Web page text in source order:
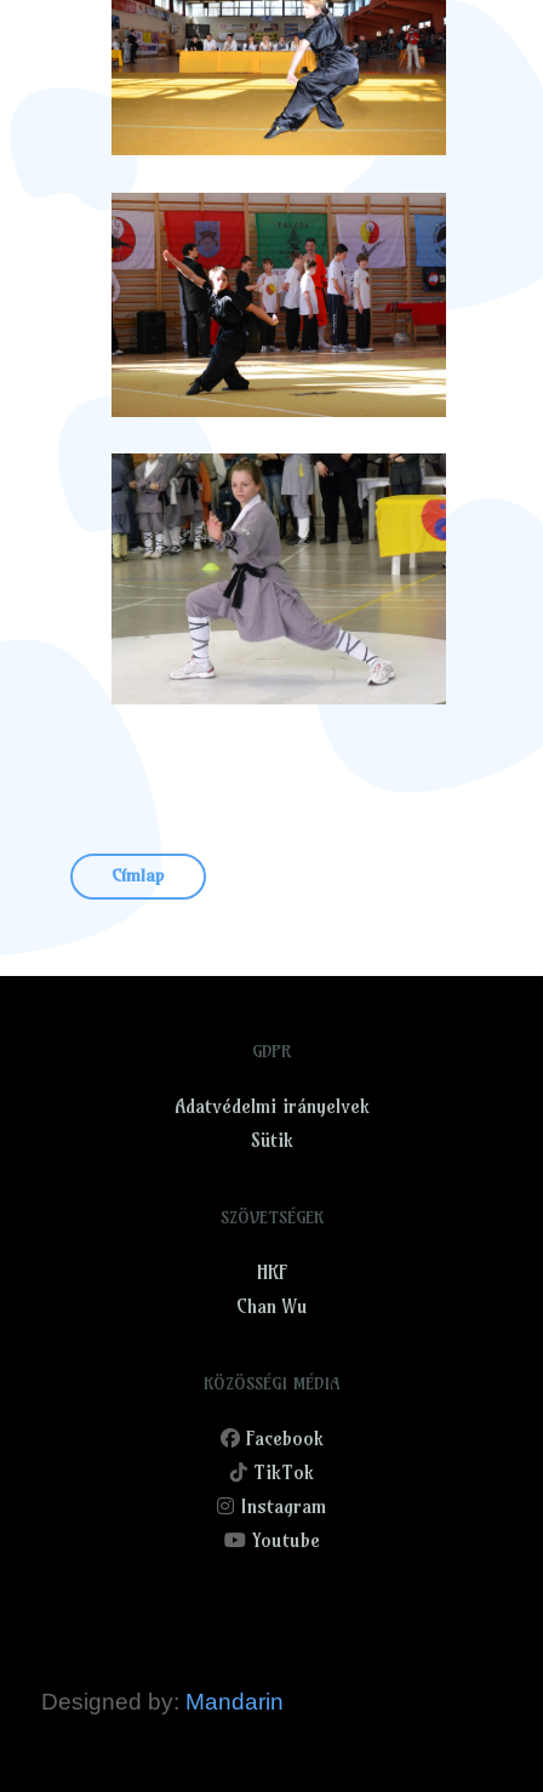
Címlap
GDPR
Adatvédelmi irányelvek
Sütik
SZÖVETSÉGEK
HKF
Chan Wu
KÖZÖSSÉGI MÉDIA
Facebook
TikTok
Instagram
Youtube
Designed by: Mandarin